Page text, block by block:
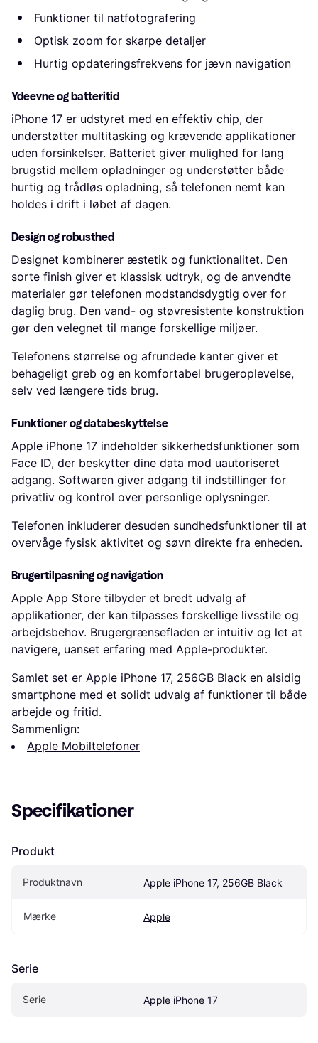
Funktioner til natfotografering
Optisk zoom for skarpe detaljer
Hurtig opdateringsfrekvens for jævn navigation
Ydeevne og batteritid
iPhone 17 er udstyret med en effektiv chip, der
understøtter multitasking og krævende applikationer
uden forsinkelser. Batteriet giver mulighed for lang
brugstid mellem opladninger og understøtter både
hurtig og trådløs opladning, så telefonen nemt kan
holdes i drift i løbet af dagen.
Design og robusthed
Designet kombinerer æstetik og funktionalitet. Den
sorte finish giver et klassisk udtryk, og de anvendte
materialer gør telefonen modstandsdygtig over for
daglig brug. Den vand- og støvresistente konstruktion
gør den velegnet til mange forskellige miljøer.
Telefonens størrelse og afrundede kanter giver et
behageligt greb og en komfortabel brugeroplevelse,
selv ved længere tids brug.
Funktioner og databeskyttelse
Apple iPhone 17 indeholder sikkerhedsfunktioner som
Face ID, der beskytter dine data mod uautoriseret
adgang. Softwaren giver adgang til indstillinger for
privatliv og kontrol over personlige oplysninger.
Telefonen inkluderer desuden sundhedsfunktioner til at
overvåge fysisk aktivitet og søvn direkte fra enheden.
Brugertilpasning og navigation
Apple App Store tilbyder et bredt udvalg af
applikationer, der kan tilpasses forskellige livsstile og
arbejdsbehov. Brugergrænsefladen er intuitiv og let at
navigere, uanset erfaring med Apple-produkter.
Samlet set er Apple iPhone 17, 256GB Black en alsidig
smartphone med et solidt udvalg af funktioner til både
arbejde og fritid.
Sammenlign:
Apple Mobiltelefoner
Specifikationer
Produkt
Produktnavn Apple iPhone 17, 256GB Black
Mærke Apple
Serie
Serie Apple iPhone 17